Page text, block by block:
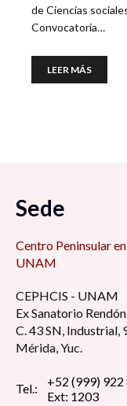
de Ciencias
Convocatoria…
LEER MÁS
Sede
Centro Peninsular
UNAM
CEPHCIS - UNAM
Ex Sanatorio
C. 43 SN, Industrial,
Mérida, Yuc.
Tel.:
+52 (999) 922
Ext: 1203